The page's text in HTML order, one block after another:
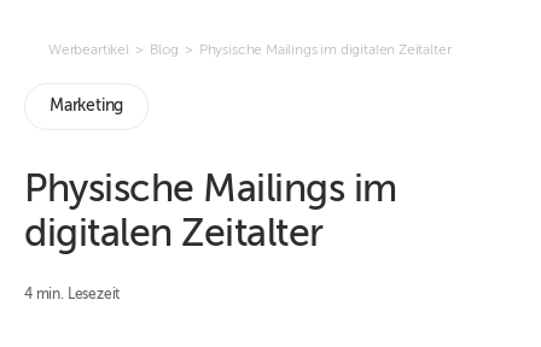
Werbeartikel > Blog > Physische Mailings im digitalen Zeitalter
Marketing
Physische Mailings im
digitalen Zeitalter
4 min. Lesezeit